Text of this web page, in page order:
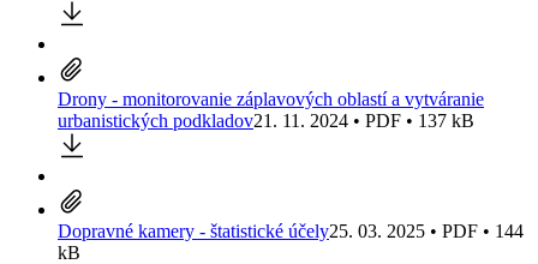
Drony - monitorovanie záplavových oblastí a vytváranie
urbanistických podkladov21. 11. 2024 • PDF • 137 kB
Dopravné kamery - štatistické účely25. 03. 2025 • PDF • 144
kB